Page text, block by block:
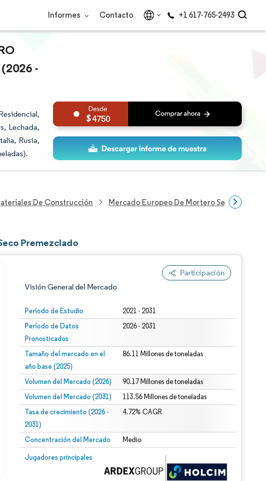
Informes Contacto +1 617-765-2493
-
Lechada,
Rusia,
4750
De Construcción Mercado Europeo De Mortero Seco
Premezclado
Participación
Visión General del Mercado
Período de Estudio 2021 - 2031
Período de Datos
Pronosticados
2026 - 2031
Tamaño del mercado en el
año base (2025)
86.11 Millones de toneladas
Volumen del Mercado (2026) 90.17 Millones de toneladas
Volumen del Mercado (2031) 113.56 Millones de toneladas
Tasa de crecimiento (2026 -
2031)
4.72% CAGR
Concentración del Mercado Medio
Jugadores principales
Imagen © Mordor Intelligence. El uso requiere atribución según CC BY 4.0.
atribución según CC BY 4.0.